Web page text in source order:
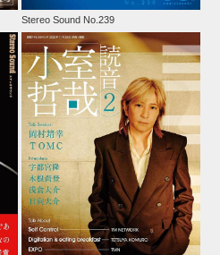
Stereo Sound No.239